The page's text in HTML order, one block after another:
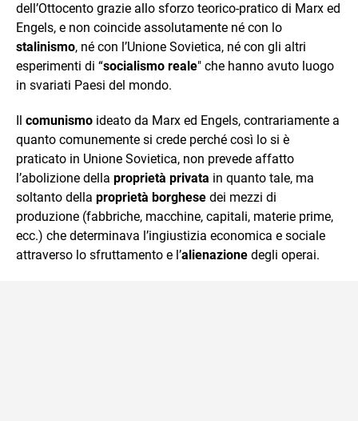
dell’Ottocento grazie allo sforzo teorico-pratico di Marx ed
Engels, e non coincide assolutamente né con lo
stalinismo, né con l’Unione Sovietica, né con gli altri
esperimenti di “socialismo reale" che hanno avuto luogo
in svariati Paesi del mondo.
Il comunismo ideato da Marx ed Engels, contrariamente a
quanto comunemente si crede perché così lo si è
praticato in Unione Sovietica, non prevede affatto
l’abolizione della proprietà privata in quanto tale, ma
soltanto della proprietà borghese dei mezzi di
produzione (fabbriche, macchine, capitali, materie prime,
ecc.) che determinava l’ingiustizia economica e sociale
attraverso lo sfruttamento e l’alienazione degli operai.